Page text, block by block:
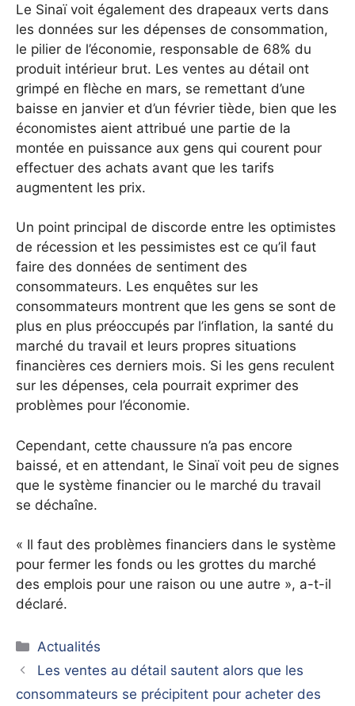
Le Sinaï voit également des drapeaux verts dans
les données sur les dépenses de consommation,
le pilier de l’économie, responsable de 68% du
produit intérieur brut. Les ventes au détail ont
grimpé en flèche en mars, se remettant d’une
baisse en janvier et d’un février tiède, bien que les
économistes aient attribué une partie de la
montée en puissance aux gens qui courent pour
effectuer des achats avant que les tarifs
augmentent les prix.
Un point principal de discorde entre les optimistes
de récession et les pessimistes est ce qu’il faut
faire des données de sentiment des
consommateurs. Les enquêtes sur les
consommateurs montrent que les gens se sont de
plus en plus préoccupés par l’inflation, la santé du
marché du travail et leurs propres situations
financières ces derniers mois. Si les gens reculent
sur les dépenses, cela pourrait exprimer des
problèmes pour l’économie.
Cependant, cette chaussure n’a pas encore
baissé, et en attendant, le Sinaï voit peu de signes
que le système financier ou le marché du travail
se déchaîne.
« Il faut des problèmes financiers dans le système
pour fermer les fonds ou les grottes du marché
des emplois pour une raison ou une autre », a-t-il
déclaré.
Catégories
Actualités
Les ventes au détail sautent alors que les
consommateurs se précipitent pour acheter des